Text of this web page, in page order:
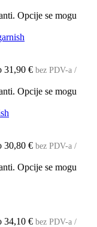
Opcije se mogu
31,90 € bez PDV-a /
Opcije se mogu
30,80 € bez PDV-a /
Opcije se mogu
34,10 € bez PDV-a /